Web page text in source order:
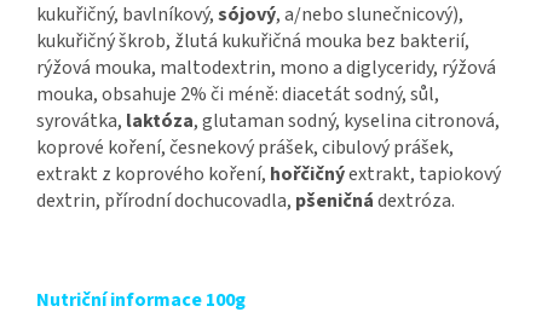
kukuřičný, bavlníkový,sójový, a/nebo slunečnicový),
kukuřičný škrob, žlutá kukuřičná mouka bez bakterií,
rýžová mouka, maltodextrin, mono a diglyceridy, rýžová
mouka, obsahuje 2% či méně: diacetát sodný, sůl,
syrovátka, laktóza, glutaman sodný, kyselina citronová,
koprové koření, česnekový prášek, cibulový prášek,
extrakt z koprového koření, hořčičnýextrakt, tapiokový
dextrin, přírodní dochucovadla, pšeničnádextróza.
Nutriční informace 100g